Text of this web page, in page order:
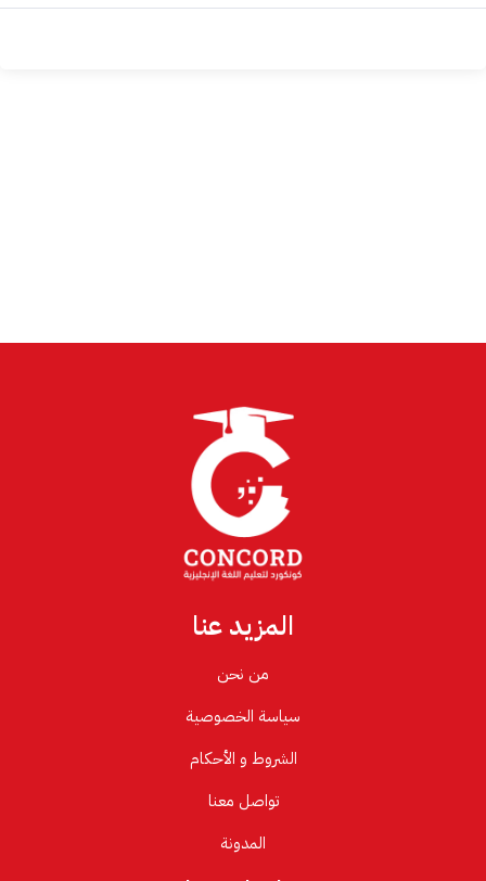
المزيد عنا
من نحن
سياسة الخصوصية
الشروط و الأحكام
تواصل معنا
المدونة